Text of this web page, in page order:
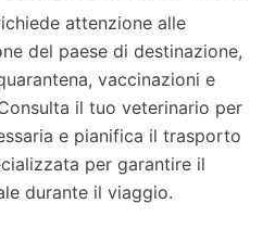
attenzione alle
del paese di destinazione,
vaccinazioni e
il tuo veterinario per
e pianifica il trasporto
per garantire il
durante il viaggio.